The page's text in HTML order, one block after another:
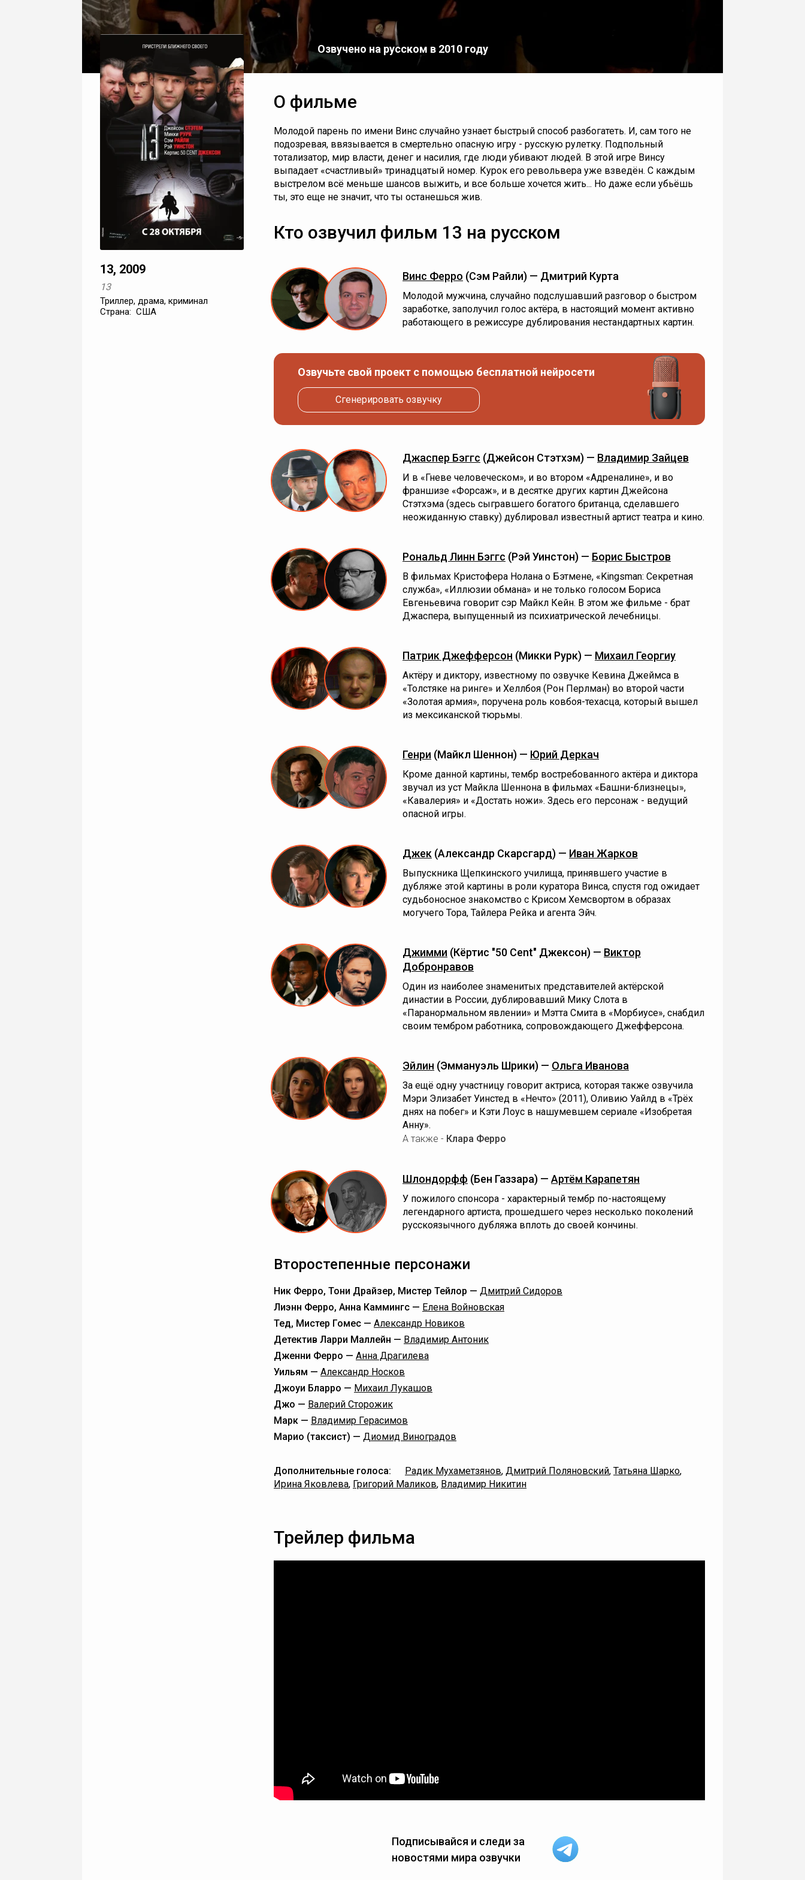
Озвучено на русском в 2010 году
13, 2009
13
Триллер, драма, криминал
Страна: США
О фильме
Молодой парень по имени Винс случайно узнает быстрый способ разбогатеть. И, сам того не
подозревая, ввязывается в смертельно опасную игру - русскую рулетку. Подпольный
тотализатор, мир власти, денег и насилия, где люди убивают людей. В этой игре Винсу
выпадает «счастливый» тринадцатый номер. Курок его револьвера уже взведён. С каждым
выстрелом всё меньше шансов выжить, и все больше хочется жить... Но даже если убьёшь
ты, это еще не значит, что ты останешься жив.
Кто озвучил фильм 13 на русском
Винс Ферро (Сэм Райли) — Дмитрий Курта
Молодой мужчина, случайно подслушавший разговор о быстром
заработке, заполучил голос актёра, в настоящий момент активно
работающего в режиссуре дублирования нестандартных картин.
Озвучьте свой проект с помощью бесплатной нейросети
Сгенерировать озвучку
Джаспер Бэггс (Джейсон Стэтхэм) — Владимир Зайцев
И в «Гневе человеческом», и во втором «Адреналине», и во
франшизе «Форсаж», и в десятке других картин Джейсона
Стэтхэма (здесь сыгравшего богатого британца, сделавшего
неожиданную ставку) дублировал известный артист театра и кино.
Рональд Линн Бэггс (Рэй Уинстон) — Борис Быстров
В фильмах Кристофера Нолана о Бэтмене, «Kingsman: Секретная
служба», «Иллюзии обмана» и не только голосом Бориса
Евгеньевича говорит сэр Майкл Кейн. В этом же фильме - брат
Джаспера, выпущенный из психиатрической лечебницы.
Патрик Джефферсон (Микки Рурк) — Михаил Георгиу
Актёру и диктору, известному по озвучке Кевина Джеймса в
«Толстяке на ринге» и Хеллбоя (Рон Перлман) во второй части
«Золотая армия», поручена роль ковбоя-техасца, который вышел
из мексиканской тюрьмы.
Генри (Майкл Шеннон) — Юрий Деркач
Кроме данной картины, тембр востребованного актёра и диктора
звучал из уст Майкла Шеннона в фильмах «Башни-близнецы»,
«Кавалерия» и «Достать ножи». Здесь его персонаж - ведущий
опасной игры.
Джек (Александр Скарсгард) — Иван Жарков
Выпускника Щепкинского училища, принявшего участие в
дубляже этой картины в роли куратора Винса, спустя год ожидает
судьбоносное знакомство с Крисом Хемсвортом в образах
могучего Тора, Тайлера Рейка и агента Эйч.
Джимми (Кёртис "50 Cent" Джексон) — Виктор
Добронравов
Один из наиболее знаменитых представителей актёрской
династии в России, дублировавший Мику Слота в
«Паранормальном явлении» и Мэтта Смита в «Морбиусе», снабдил
своим тембром работника, сопровождающего Джефферсона.
Эйлин (Эммануэль Шрики) — Ольга Иванова
За ещё одну участницу говорит актриса, которая также озвучила
Мэри Элизабет Уинстед в «Нечто» (2011), Оливию Уайлд в «Трёх
днях на побег» и Кэти Лоус в нашумевшем сериале «Изобретая
Анну».
А также - Клара Ферро
Шлондорфф (Бен Газзара) — Артём Карапетян
У пожилого спонсора - характерный тембр по-настоящему
легендарного артиста, прошедшего через несколько поколений
русскоязычного дубляжа вплоть до своей кончины.
Второстепенные персонажи
Ник Ферро, Тони Драйзер, Мистер Тейлор — Дмитрий Сидоров
Лиэнн Ферро, Анна Каммингс — Елена Войновская
Тед, Мистер Гомес — Александр Новиков
Детектив Ларри Маллейн — Владимир Антоник
Дженни Ферро — Анна Драгилева
Уильям — Александр Носков
Джоуи Бларро — Михаил Лукашов
Джо — Валерий Сторожик
Марк — Владимир Герасимов
Марио (таксист) — Диомид Виноградов
Дополнительные голоса: Радик Мухаметзянов, Дмитрий Поляновский, Татьяна Шарко,
Ирина Яковлева, Григорий Маликов, Владимир Никитин
Трейлер фильма
Подписывайся и следи за
новостями мира озвучки